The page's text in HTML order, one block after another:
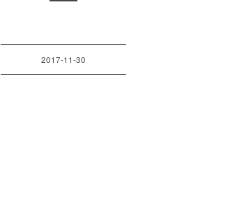
2017-11-30